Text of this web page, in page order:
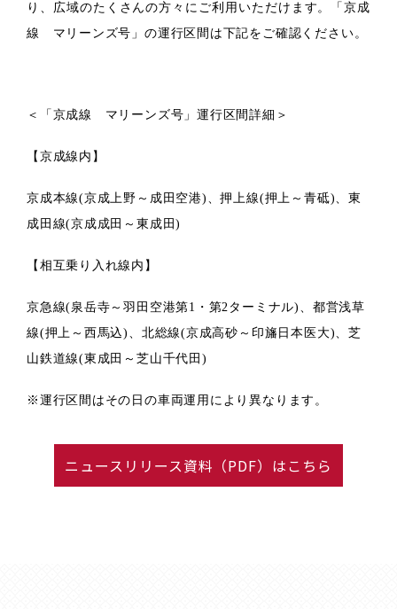
り、広域のたくさんの方々にご利用いただけます。「京成
線 マリーンズ号」の運行区間は下記をご確認ください。
＜「京成線 マリーンズ号」運行区間詳細＞
【京成線内】
京成本線(京成上野～成田空港)、押上線(押上～青砥)、東
成田線(京成成田～東成田)
【相互乗り入れ線内】
京急線(泉岳寺～羽田空港第1・第2ターミナル)、都営浅草
線(押上～西馬込)、北総線(京成高砂～印旛日本医大)、芝
山鉄道線(東成田～芝山千代田)
※運行区間はその日の車両運用により異なります。
ニュースリリース資料（PDF）はこちら